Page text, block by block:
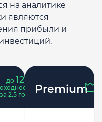
на аналитике
являются
прибыли и
до 121
за 2.5 года
Premium